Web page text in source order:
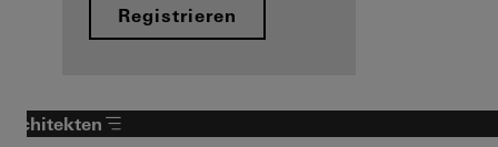
Registrieren
Architekten